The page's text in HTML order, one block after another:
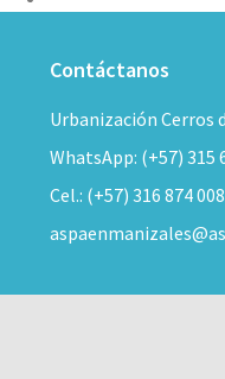
Contáctanos
Urbanización Cerros
WhatsApp: (+57) 315
Cel.: (+57) 316 874